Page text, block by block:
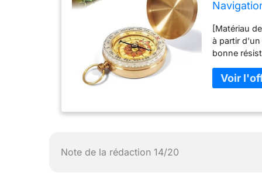
D'autres
[Matériau
à partir d'un
bonne
boussole
artisans,
Unique] :
Note de la rédaction 14/20